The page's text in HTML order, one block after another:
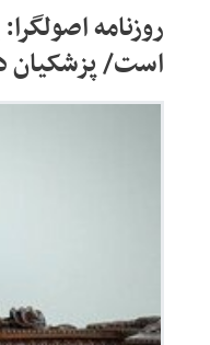
است/ پزشکیان